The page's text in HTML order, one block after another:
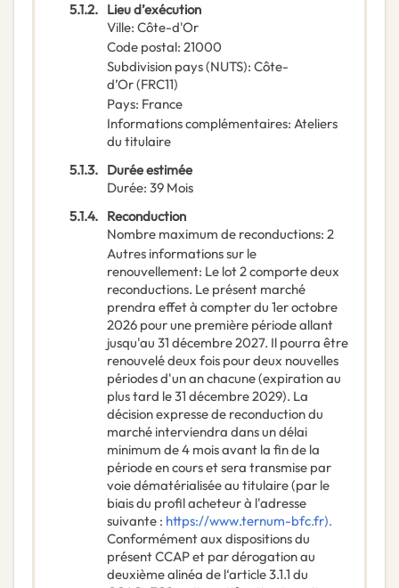
5.1.2. Lieu d’exécution
Ville: Côte-d'Or
Code postal: 21000
Subdivision pays (NUTS): Côte-
d’Or(FRC11)
Pays: France
Informations complémentaires: Ateliers
du titulaire
5.1.3. Durée estimée
Durée: 39 Mois
5.1.4. Reconduction
Nombre maximum de reconductions: 2
Autres informations sur le
renouvellement: Le lot 2 comporte deux
reconductions. Le présent marché
prendra effet à compter du 1er octobre
2026 pour une première période allant
jusqu'au 31 décembre 2027. Il pourra être
renouvelé deux fois pour deux nouvelles
périodes d'un an chacune (expiration au
plus tard le 31 décembre 2029). La
décision expresse de reconduction du
marché interviendra dans un délai
minimum de 4 mois avant la fin de la
période en cours et sera transmise par
voie dématérialisée au titulaire (par le
biais du profil acheteur à l'adresse
suivante : https://www.ternum-bfc.fr).
Conformément aux dispositions du
présent CCAP et par dérogation au
deuxième alinéa de l‘article 3.1.1 du